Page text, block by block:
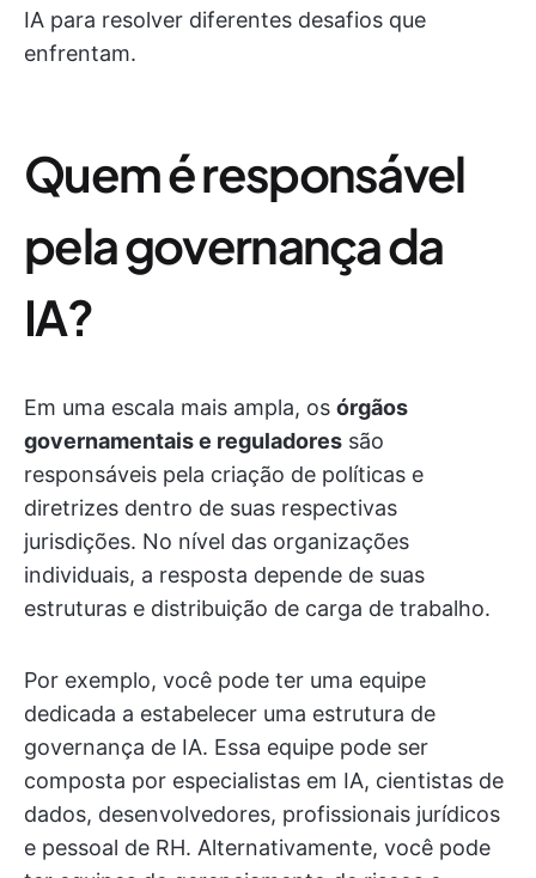
IA para resolver diferentes desafios que
enfrentam.
Quem é responsável
pela governança da
IA?
Em uma escala mais ampla, os órgãos
governamentais e reguladores são
responsáveis pela criação de políticas e
diretrizes dentro de suas respectivas
jurisdições. No nível das organizações
individuais, a resposta depende de suas
estruturas e distribuição de carga de trabalho.
Por exemplo, você pode ter uma equipe
dedicada a estabelecer uma estrutura de
governança de IA. Essa equipe pode ser
composta por especialistas em IA, cientistas de
dados, desenvolvedores, profissionais jurídicos
e pessoal de RH. Alternativamente, você pode